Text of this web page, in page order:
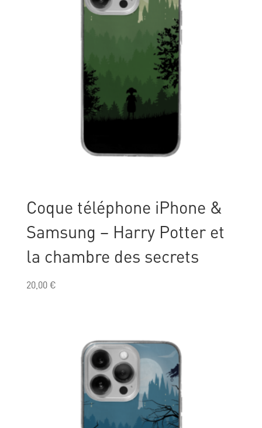
Coque téléphone iPhone &
Samsung – Harry Potter et
la chambre des secrets
20,00€